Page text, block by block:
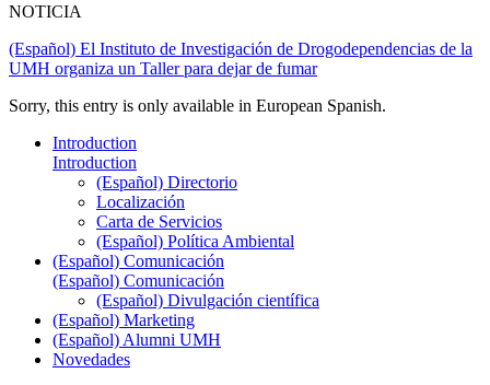
NOTICIA
(Español) El Instituto de Investigación de Drogodependencias de la
UMH organiza un Taller para dejar de fumar
Sorry, this entry is only available in European Spanish.
Introduction
Introduction
(Español) Directorio
Localización
Carta de Servicios
(Español) Política Ambiental
(Español) Comunicación
(Español) Comunicación
(Español) Divulgación científica
(Español) Marketing
(Español) Alumni UMH
Novedades